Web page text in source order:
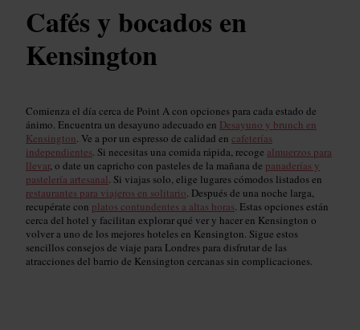
Cafés y bocados en
Kensington
Comienza el día cerca de Point A con opciones para cada estado de
ánimo. Encuentra un desayuno adecuado en Desayuno y brunch en
Kensington. Ve a por un espresso de calidad en cafeterías
independientes. Si necesitas una comida rápida, recoge almuerzos para
llevar, o date un capricho con pasteles de la mañana de panaderías y
pastelería artesanal. Si viajas solo, elige lugares cómodos listados en
restaurantes para viajeros en solitario. Después de una noche larga,
recupérate con platos contundentes a altas horas. Estas opciones están
cerca del hotel y facilitan explorar qué ver y hacer en Kensington o
volver a uno de los mejores hoteles en Kensington. Sigue estos
sencillos consejos de viaje para Londres para disfrutar de las
atracciones del barrio de Kensington cercanas sin complicaciones.